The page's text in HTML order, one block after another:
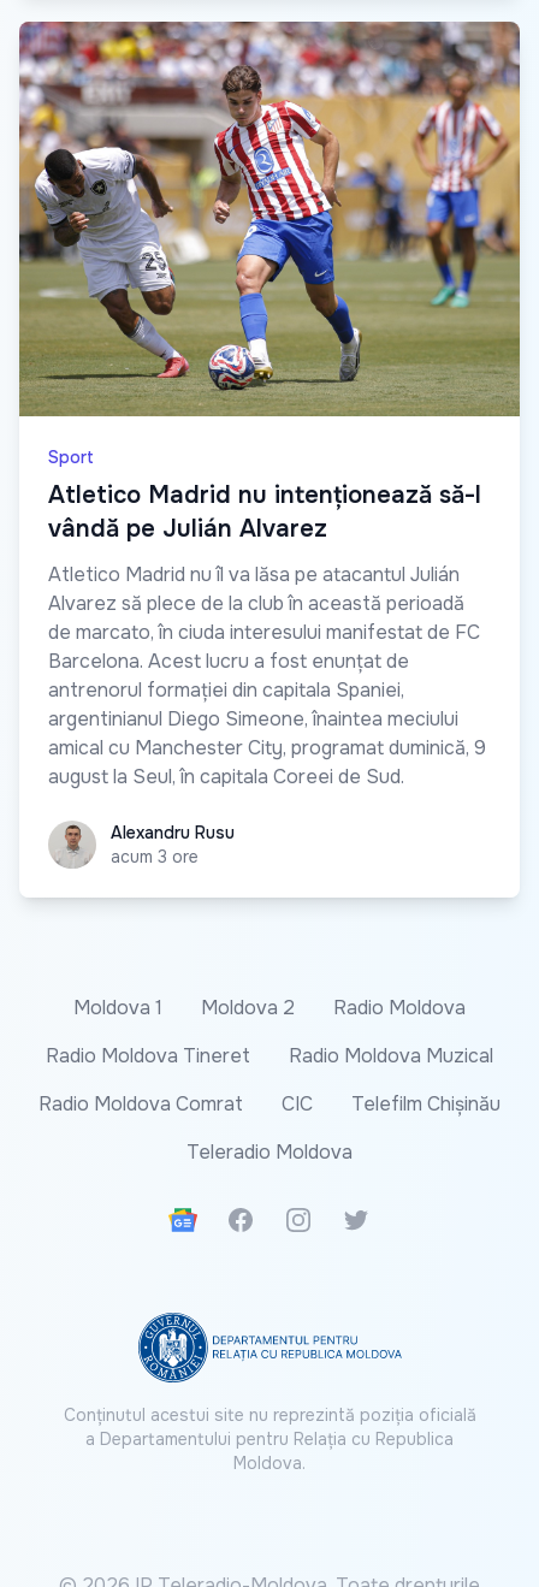
Sport
Atletico Madrid nu intenționează să-l
vândă pe Julián Alvarez
Atletico Madrid nu îl va lăsa pe atacantul Julián
Alvarez să plece de la club în această perioadă
de marcato, în ciuda interesului manifestat de FC
Barcelona. Acest lucru a fost enunțat de
antrenorul formației din capitala Spaniei,
argentinianul Diego Simeone, înaintea meciului
amical cu Manchester City, programat duminică, 9
august la Seul, în capitala Coreei de Sud.
Alexandru Rusu
Alexandru Rusu
acum 3 ore
Moldova 1 Moldova 2
Radio Moldova
Radio Moldova Tineret
Radio Moldova Muzical
Radio Moldova Comrat
CIC
Telefilm Chișinău
Teleradio Moldova
Google News
FacebookInstagramTwitter
Conținutul acestui site nu reprezintă poziția oficială
a Departamentului pentru Relația cu Republica
Moldova.